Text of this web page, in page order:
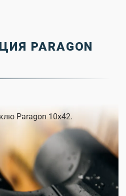
PARAGON
Paragon 10x42.